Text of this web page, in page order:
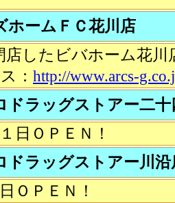
ホームＦＣ花川店
店したビバホーム花川
： http://www.arcs-
ドラッグストアー二十
日ＯＰＥＮ！
ドラッグストアー川沿
ＯＰＥＮ！